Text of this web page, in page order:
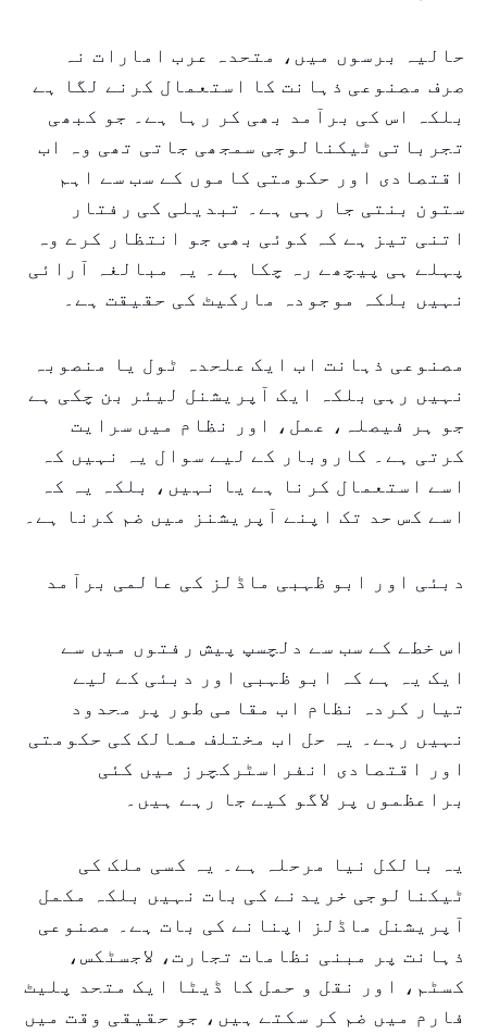
حالیہ برسوں میں، متحدہ عرب امارات نہ
صرف مصنوعی ذہانت کا استعمال کرنے لگا ہے
بلکہ اس کی برآمد بھی کر رہا ہے۔ جو کبھی
تجرباتی ٹیکنالوجی سمجھی جاتی تھی وہ اب
اقتصادی اور حکومتی کاموں کے سب سے اہم
ستون بنتی جا رہی ہے۔ تبدیلی کی رفتار
اتنی تیز ہے کہ کوئی بھی جو انتظار کرے وہ
پہلے ہی پیچھے رہ چکا ہے۔ یہ مبالغہ آرائی
نہیں بلکہ موجودہ مارکیٹ کی حقیقت ہے۔
مصنوعی ذہانت اب ایک علحدہ ٹول یا منصوبہ
نہیں رہی بلکہ ایک آپریشنل لیئر بن چکی ہے
جو ہر فیصلہ، عمل، اور نظام میں سرایت
کرتی ہے۔ کاروبار کے لیے سوال یہ نہیں کہ
اسے استعمال کرنا ہے یا نہیں، بلکہ یہ کہ
اسے کس حد تک اپنے آپریشنز میں ضم کرنا ہے۔
دبئی اور ابو ظہبی ماڈلز کی عالمی برآمد
اس خطے کے سب سے دلچسپ پیش رفتوں میں سے
ایک یہ ہے کہ ابو ظہبی اور دبئی کے لیے
تیار کردہ نظام اب مقامی طور پر محدود
نہیں رہے۔ یہ حل اب مختلف ممالک کی حکومتی
اور اقتصادی انفراسٹرکچرز میں کئی
براعظموں پر لاگو کیے جا رہے ہیں۔
یہ بالکل نیا مرحلہ ہے۔ یہ کسی ملک کی
ٹیکنالوجی خریدنے کی بات نہیں بلکہ مکمل
آپریشنل ماڈلز اپنانے کی بات ہے۔ مصنوعی
ذہانت پر مبنی نظامات تجارت، لاجسٹکس،
کسٹم، اور نقل و حمل کا ڈیٹا ایک متحد پلیٹ
فارم میں ضم کر سکتے ہیں، جو حقیقی وقت میں